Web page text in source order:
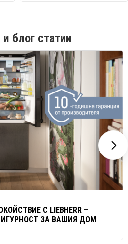
блог статии
С LIEBHERR –
ЗА ВАШИЯ ДОМ